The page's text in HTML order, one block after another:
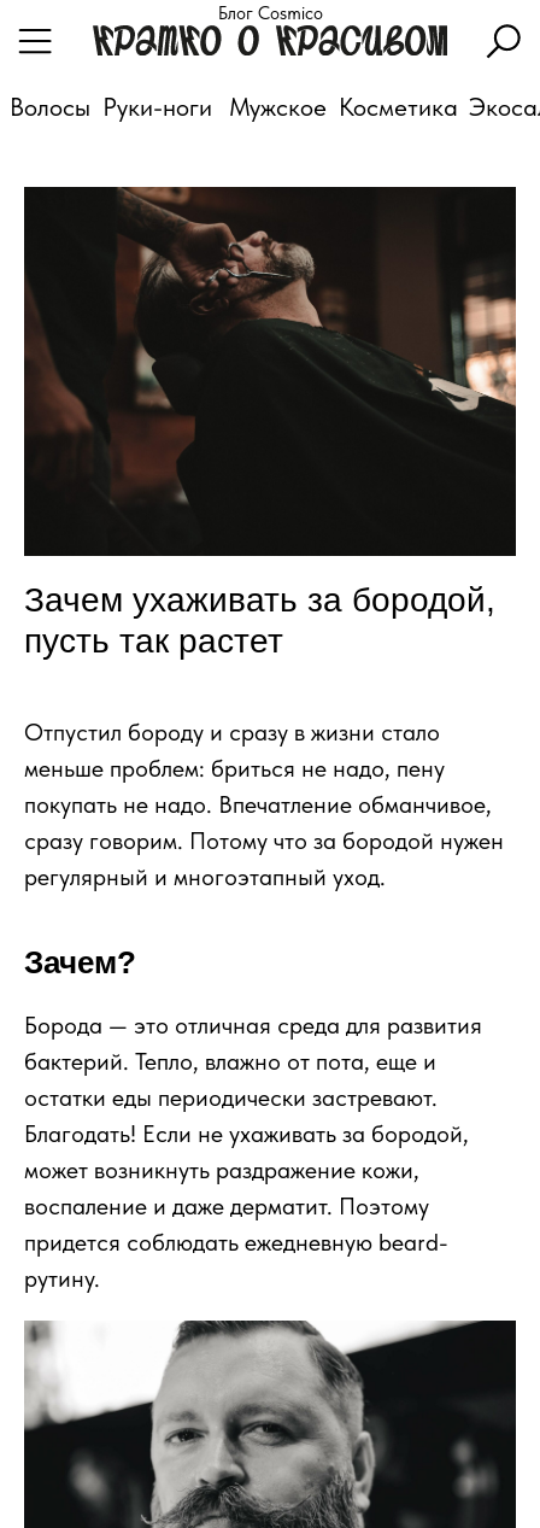
Блог Cosmico
Мужское
Руки-ноги
Волосы Косметика
Зачем ухаживать за бородой,
пусть так растет
Отпустил бороду и сразу в жизни стало
меньше проблем: бриться не надо, пену
покупать не надо. Впечатление обманчивое,
сразу говорим. Потому что за бородой нужен
регулярный и многоэтапный уход.
Зачем?
Борода — это отличная среда для развития
бактерий. Тепло, влажно от пота, еще и
остатки еды периодически застревают.
Благодать! Если не ухаживать за бородой,
может возникнуть раздражение кожи,
воспаление и даже дерматит. Поэтому
придется соблюдать ежедневную beard-
рутину.